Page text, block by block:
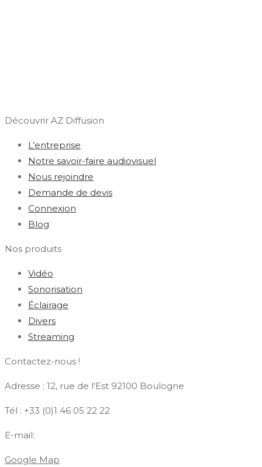
Découvrir AZ Diffusion
L’entreprise
Notre savoir-faire audiovisuel
Nous rejoindre
Demande de devis
Connexion
Blog
Nos produits
Vidéo
Sonorisation
Éclairage
Divers
Streaming
Contactez-nous !
Adresse : 12, rue de l'Est 92100 Boulogne
Tél : +33 (0)1 46 05 22 22
E-mail:
Google Map